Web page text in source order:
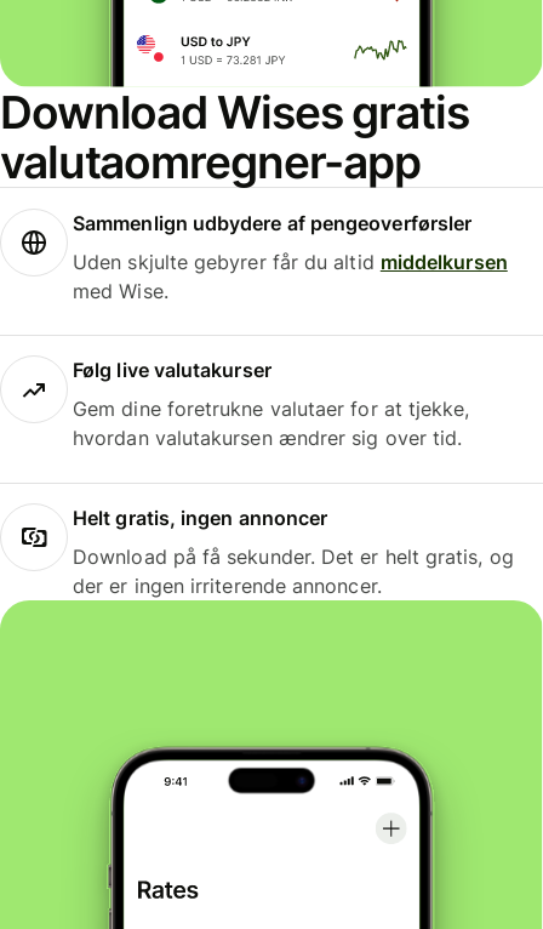
Download Wises gratis
valutaomregner-app
Sammenlign udbydere af pengeoverførsler
Uden skjulte gebyrer får du altid middelkursen
med Wise.
Følg live valutakurser
Gem dine foretrukne valutaer for at tjekke,
hvordan valutakursen ændrer sig over tid.
Helt gratis, ingen annoncer
Download på få sekunder. Det er helt gratis, og
der er ingen irriterende annoncer.